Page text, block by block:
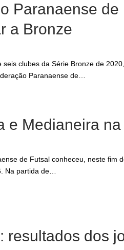
Paranaense
a Bronze
seis clubes da Série Bronze de
Paranaense de
e Medianeira
de Futsal conheceu, neste
Na partida de…
resultados dos